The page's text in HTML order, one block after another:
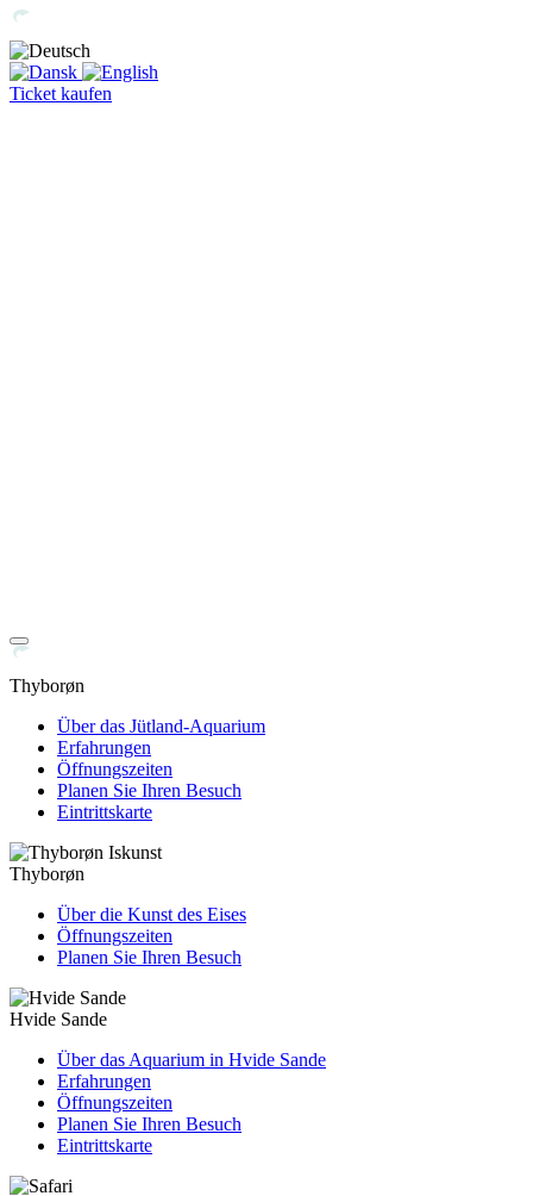
Ticket kaufen
Thyborøn
Über das Jütland-Aquarium
Erfahrungen
Öffnungszeiten
Planen Sie Ihren Besuch
Eintrittskarte
Thyborøn
Über die Kunst des Eises
Öffnungszeiten
Planen Sie Ihren Besuch
Hvide Sande
Über das Aquarium in Hvide Sande
Erfahrungen
Öffnungszeiten
Planen Sie Ihren Besuch
Eintrittskarte